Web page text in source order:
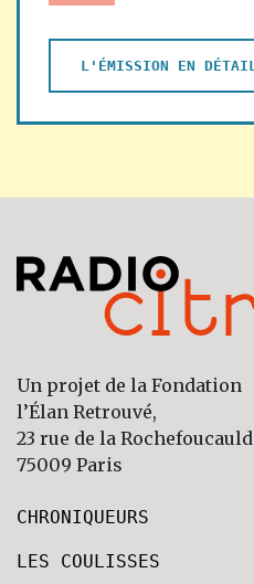
L'ÉMISSION EN DÉTAIL
Un projet de la Fondation
l’Élan Retrouvé,
23 rue de la Rochefoucauld
75009 Paris
CHRONIQUEURS
LES COULISSES